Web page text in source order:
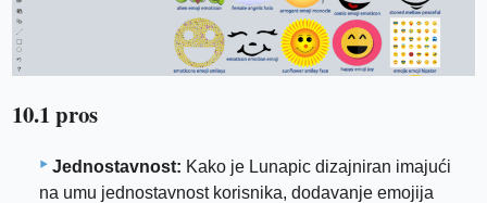
10.1 pros
Jednostavnost: Kako je Lunapic dizajniran imajući
na umu jednostavnost korisnika, dodavanje emojija